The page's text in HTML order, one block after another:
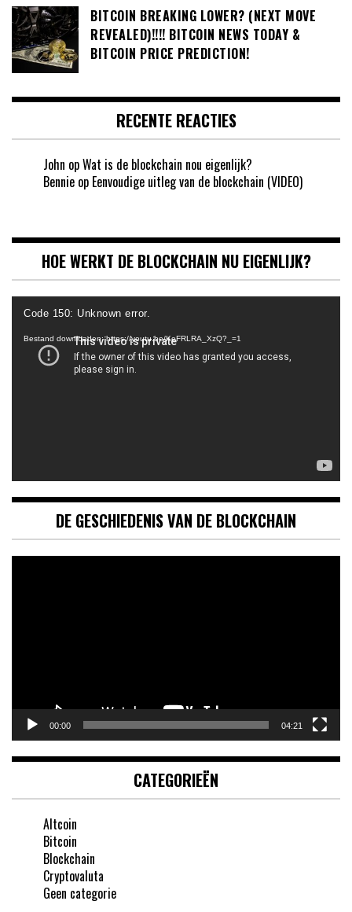
BITCOIN BREAKING LOWER? (NEXT MOVE
REVEALED)!!!! BITCOIN NEWS TODAY &
BITCOIN PRICE PREDICTION!
RECENTE REACTIES
John opWat is de blockchain nou eigenlijk?
Bennie op Eenvoudige uitleg van de blockchain (VIDEO)
HOE WERKT DE BLOCKCHAIN NU EIGENLIJK?
Videospeler
Code 150: Unknown error.
Bestand downloaden: https://youtu.be/KeFRLRA_XzQ?_=1
DE GESCHIEDENIS VAN DE BLOCKCHAIN
00:00 04:21
CATEGORIEËN
Altcoin
Bitcoin
Blockchain
Cryptovaluta
Geen categorie